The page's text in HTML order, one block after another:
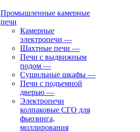
Промышленные камерные
печи
Камерные
электропечи —
Шахтные печи —
Печи с выдвижным
подом —
Сушильные шкафы —
Печи с подъемной
дверью —
Электропечи
колпаковые СГО для
фьюзинга,
моллирования